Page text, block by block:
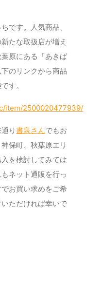
です。人気商品、
たな取扱店が増え
原にある「あきば
のリンクから商品
す。
item/2500020477939/
り書泉さんでもお
保町、秋葉原エリ
を検討してみては
ネット通販を行っ
お買い求めをご希
ただければ幸いで